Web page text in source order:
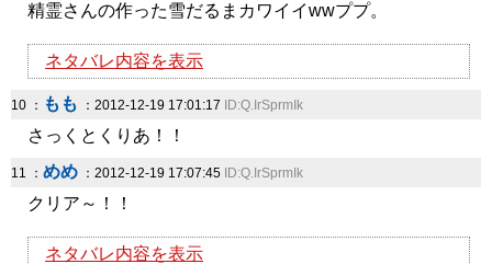
精霊さんの作った雪だるまカワイイwwププ。
ネタバレ内容を表示
10 ： もも ：2012-12-19 17:01:17 ID:Q.IrSprmIk
さっくとくりあ！！
11 ： めめ ：2012-12-19 17:07:45 ID:Q.IrSprmIk
クリア～！！
ネタバレ内容を表示